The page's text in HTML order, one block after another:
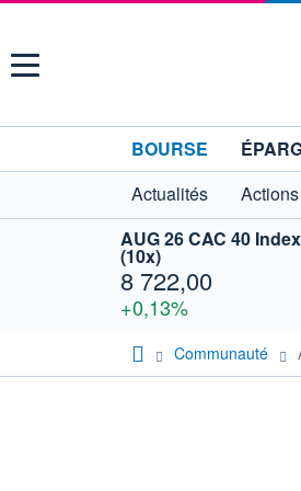
Menu
BOURSE
Actualités
Actions
AUG 26 CAC 40 Index
(10x)
8 722,00
+0,13%
Communauté